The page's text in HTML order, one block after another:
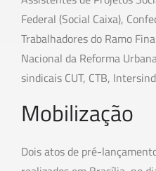
Federal (Social Caixa),
Trabalhadores do Ramo
Nacional da Reforma
sindicais CUT, CTB,
Mobilização
Dois atos de pré-